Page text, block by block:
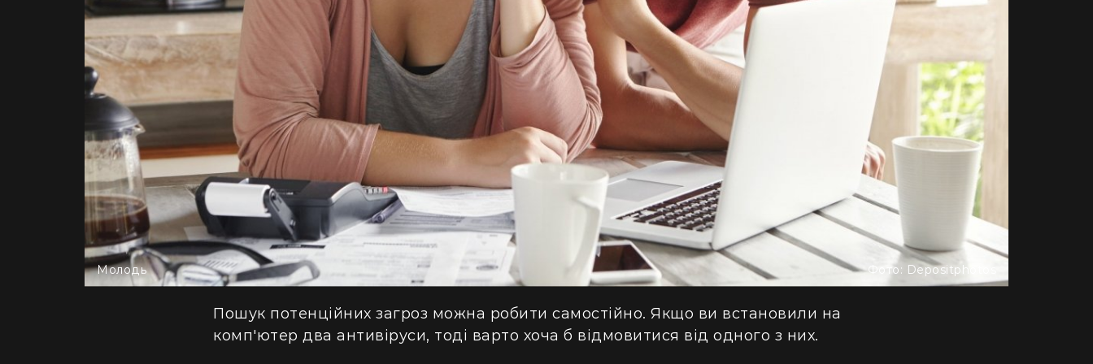
Молодь Фото: Depositphotos
Пошук потенційних загроз можна робити самостійно. Якщо ви встановили на
комп'ютер два антивіруси, тоді варто хоча б відмовитися від одного з них.